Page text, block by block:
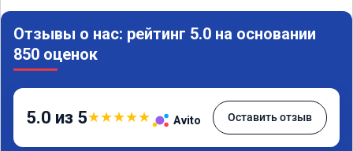
Отзывы о нас: рейтинг 5.0 на основании
850 оценок
5.0 из 5★★★★★ Avito Оставить отзыв